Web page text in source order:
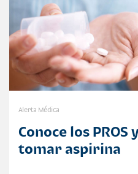
Alerta Médica
Conoce los PROS
tomar aspirina